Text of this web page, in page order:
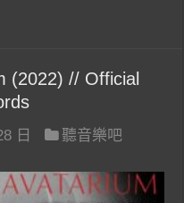
(2022) // Official
日
聽音樂吧